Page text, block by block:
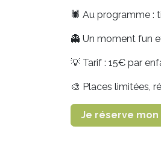
🕷️ Au programme :
👻 Un moment fun
💡 Tarif : 15€ par
🎨 Places limitées,
Je réserve